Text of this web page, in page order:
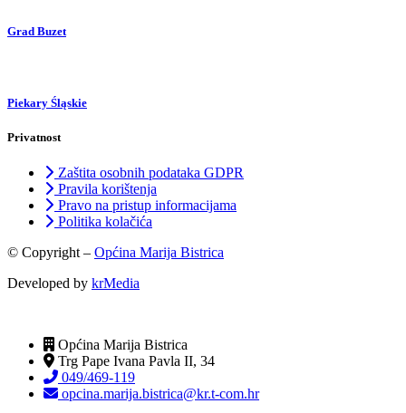
Grad Buzet
Piekary Śląskie
Privatnost
Zaštita osobnih podataka GDPR
Pravila korištenja
Pravo na pristup informacijama
Politika kolačića
© Copyright – Općina Marija Bistrica
Developed by krMedia
Općina Marija Bistrica
Trg Pape Ivana Pavla II, 34
049/469-119
opcina.marija.bistrica@kr.t-com.hr